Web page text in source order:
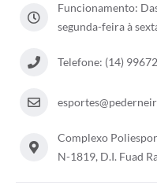
Funcionamento:
segunda-feira à
Telefone: (14)
Complexo
N-1819, D.I. Fuad